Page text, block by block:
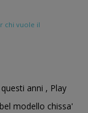
chi vuole il
anni , Play
modello chissa'